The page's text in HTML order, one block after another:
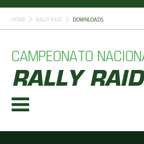
HOME RALLY RAID DOWNLOADS
CAMPEONATO
RALLY RAID